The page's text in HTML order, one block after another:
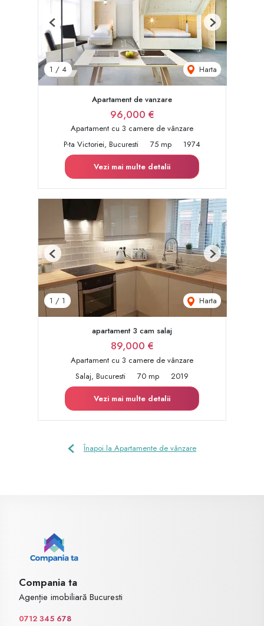
1 / 4 Harta
Previous Next
Apartament de vanzare
96,000 €
Apartament cu 3 camere de vânzare
P-ta Victoriei, Bucuresti
75 mp
1974
Vezi mai multe detalii
1 / 1 Harta
Previous Next
apartament 3 cam salaj
89,000 €
Apartament cu 3 camere de vânzare
Salaj, Bucuresti
70 mp
2019
Vezi mai multe detalii
Înapoi la Apartamente de vânzare
Compania ta
Agenție imobiliară Bucuresti
0712 345 678